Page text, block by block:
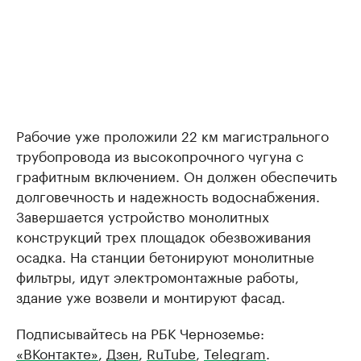
Рабочие уже проложили 22 км магистрального
трубопровода из высокопрочного чугуна с
графитным включением. Он должен обеспечить
долговечность и надежность водоснабжения.
Завершается устройство монолитных
конструкций трех площадок обезвоживания
осадка. На станции бетонируют монолитные
фильтры, идут электромонтажные работы,
здание уже возвели и монтируют фасад.
Подписывайтесь на РБК Черноземье:
«ВКонтакте», Дзен, RuTube, Telegram.